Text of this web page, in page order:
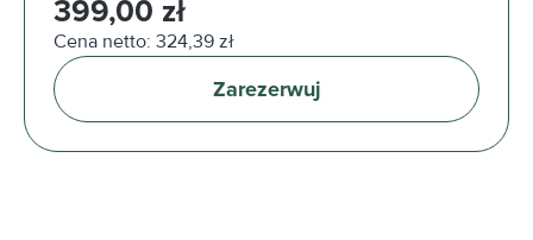
399,00 zł
Cena netto: 324,39 zł
Zarezerwuj